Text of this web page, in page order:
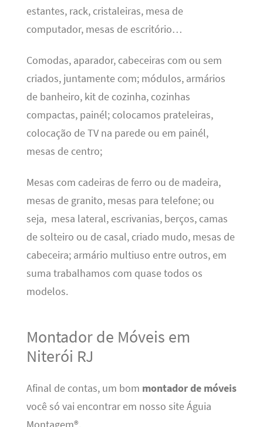
estantes, rack, cristaleiras, mesa de
computador, mesas de escritório…
Comodas, aparador, cabeceiras com ou sem
criados, juntamente com; módulos, armários
de banheiro, kit de cozinha, cozinhas
compactas, painél; colocamos prateleiras,
colocação de TV na parede ou em painél,
mesas de centro;
Mesas com cadeiras de ferro ou de madeira,
mesas de granito, mesas para telefone; ou
seja, mesa lateral, escrivanias, berços, camas
de solteiro ou de casal, criado mudo, mesas de
cabeceira; armário multiuso entre outros, em
suma trabalhamos com quase todos os
modelos.
Montador de Móveis em
Niterói RJ
Afinal de contas, um bom montador de móveis
você só vai encontrar em nosso site Águia
Montagem®.